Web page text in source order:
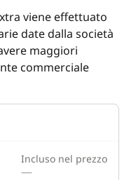
Generator
viene effettuato
date dalla società
maggiori
commerciale
Incluso nel prezzo
—